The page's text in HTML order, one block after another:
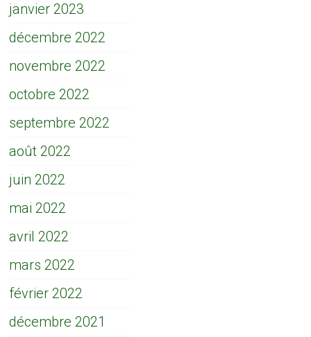
janvier 2023
décembre 2022
novembre 2022
octobre 2022
septembre 2022
août 2022
juin 2022
mai 2022
avril 2022
mars 2022
février 2022
décembre 2021